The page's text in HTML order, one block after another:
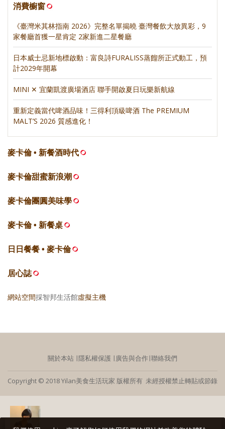
消費櫥窗
《臺灣米其林指南 2026》完整名單揭曉 臺灣餐飲大放異彩，9
家餐廳首獲一星肯定 2家新進二星餐廳
日本威士忌新地標啟動：富良詩FURALISS蒸餾所正式動工，預
計2029年開幕
MINI ✕ 宜蘭凱渡廣場酒店 聯手開啟夏日玩樂新航線
重新定義當代啤酒品味！三得利頂級啤酒 The PREMIUM
MALT’S 2026 質感進化！
麥卡倫 • 新餐酒時代
麥卡倫甜蜜新浪潮
麥卡倫團圓美味學
麥卡倫 • 新餐桌
日日餐餐 • 麥卡倫
居心誌
網站空間採智邦生活館虛擬主機
關於本站 ∣隱私權保護 ∣廣告與合作∣聯絡我們
Copyright © 2018 Yilan美食生活玩家 版權所有 未經授權禁止轉貼或節錄